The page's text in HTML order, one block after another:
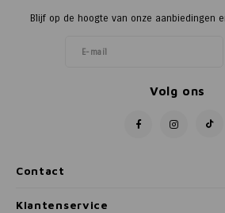
Contact
Blijf op de hoogte van onze aanbiedingen
Volg ons
Klantenservice